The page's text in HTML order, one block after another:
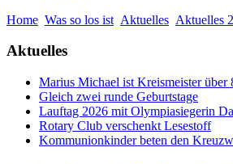
Home Was so los ist Aktuelles Aktuelles
Aktuelles
Marius Michael ist Kreismeister über
Gleich zwei runde Geburtstage
Lauftag 2026 mit Olympiasiegerin
Rotary Club verschenkt Lesestoff
Kommunionkinder beten den